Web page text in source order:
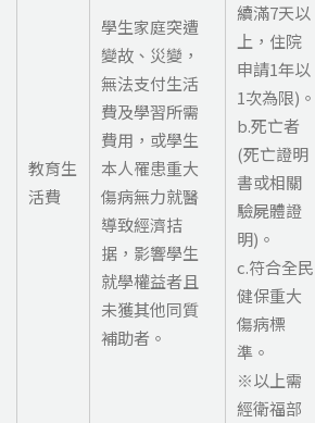
教育生
活費
學生家庭突遭
變故、災變，
無法支付生活
費及學習所需
費用，或學生
本人罹患重大
傷病無力就醫
導致經濟拮
据，影響學生
就學權益者且
未獲其他同質
補助者。
續滿7天以
上，住院
申請1年以
1次為限)。
b.死亡者
(死亡證明
書或相關
驗屍體證
明)。
c.符合全民
健保重大
傷病標
準。
※以上需
經衛福部